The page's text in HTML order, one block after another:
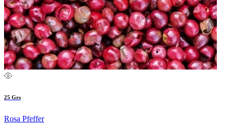
25 Grs
Rosa Pfeffer